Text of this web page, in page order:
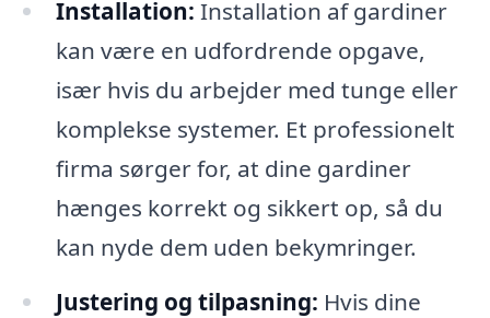
Installation: Installation af gardiner
kan være en udfordrende opgave,
især hvis du arbejder med tunge eller
komplekse systemer. Et professionelt
firma sørger for, at dine gardiner
hænges korrekt og sikkert op, så du
kan nyde dem uden bekymringer.
Justering og tilpasning: Hvis dine